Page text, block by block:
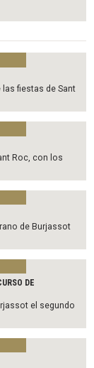
fiestas de Sant
Roc, con los
de Burjassot
DE
el segundo